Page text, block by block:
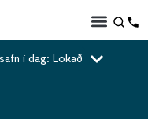
í dag: Lokað